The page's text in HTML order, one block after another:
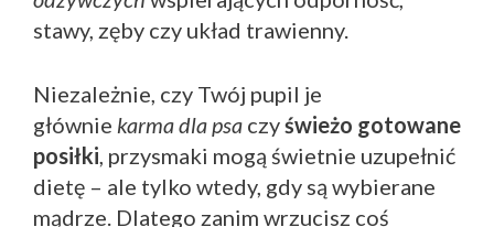
stawy, zęby czy układ trawienny.
Niezależnie, czy Twój pupil je
głównie karma dla psa czyświeżo gotowane
posiłki , przysmaki mogą świetnie uzupełnić
dietę – ale tylko wtedy, gdy są wybierane
mądrze. Dlatego zanim wrzucisz coś